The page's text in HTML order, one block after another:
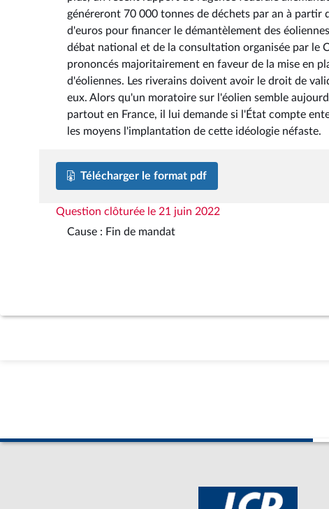
généreront 70 000 tonnes de déchets par an à
d'euros pour financer le démantèlement des
débat national et de la consultation organisée par le
prononcés majoritairement en faveur de la mise en
d'éoliennes. Les riverains doivent avoir le droit de
eux. Alors qu'un moratoire sur l'éolien semble
partout en France, il lui demande si l'État compte
les moyens l'implantation de cette idéologie néfaste.
Télécharger le format pdf
Question clôturée le 21 juin 2022
Cause : Fin de mandat